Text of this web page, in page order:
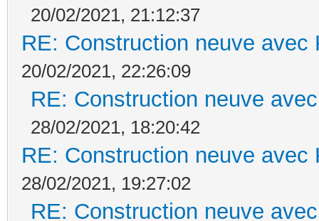
20/02/2021, 21:12:37
RE: Construction neuve avec
20/02/2021, 22:26:09
RE: Construction neuve
28/02/2021, 18:20:42
RE: Construction neuve avec
28/02/2021, 19:27:02
RE: Construction neuve